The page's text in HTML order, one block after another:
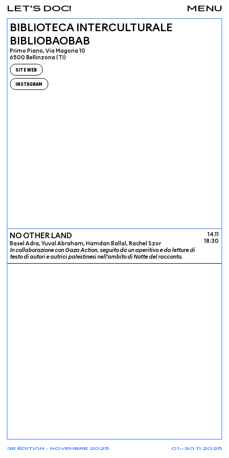
01—30.11.2025
3E ÉDITION - NOVEMBRE 2025
MENU
LET'S DOC!
BIBLIOTECA INTERCULTURALE
BIBLIOBAOBAB
Primo Piano, Via Magoria 10
6500 Bellinzona (TI)
SITE WEB
INSTAGRAM
NO OTHER LAND
Basel Adra, Yuval Abraham, Hamdan Ballal, Rachel Szor
In collaborazione con Gaza Action, seguito da un aperitivo e da letture di
testo di autori e autrici palestinesi nell'ambito di Notte del racconto.
14.11
18:30